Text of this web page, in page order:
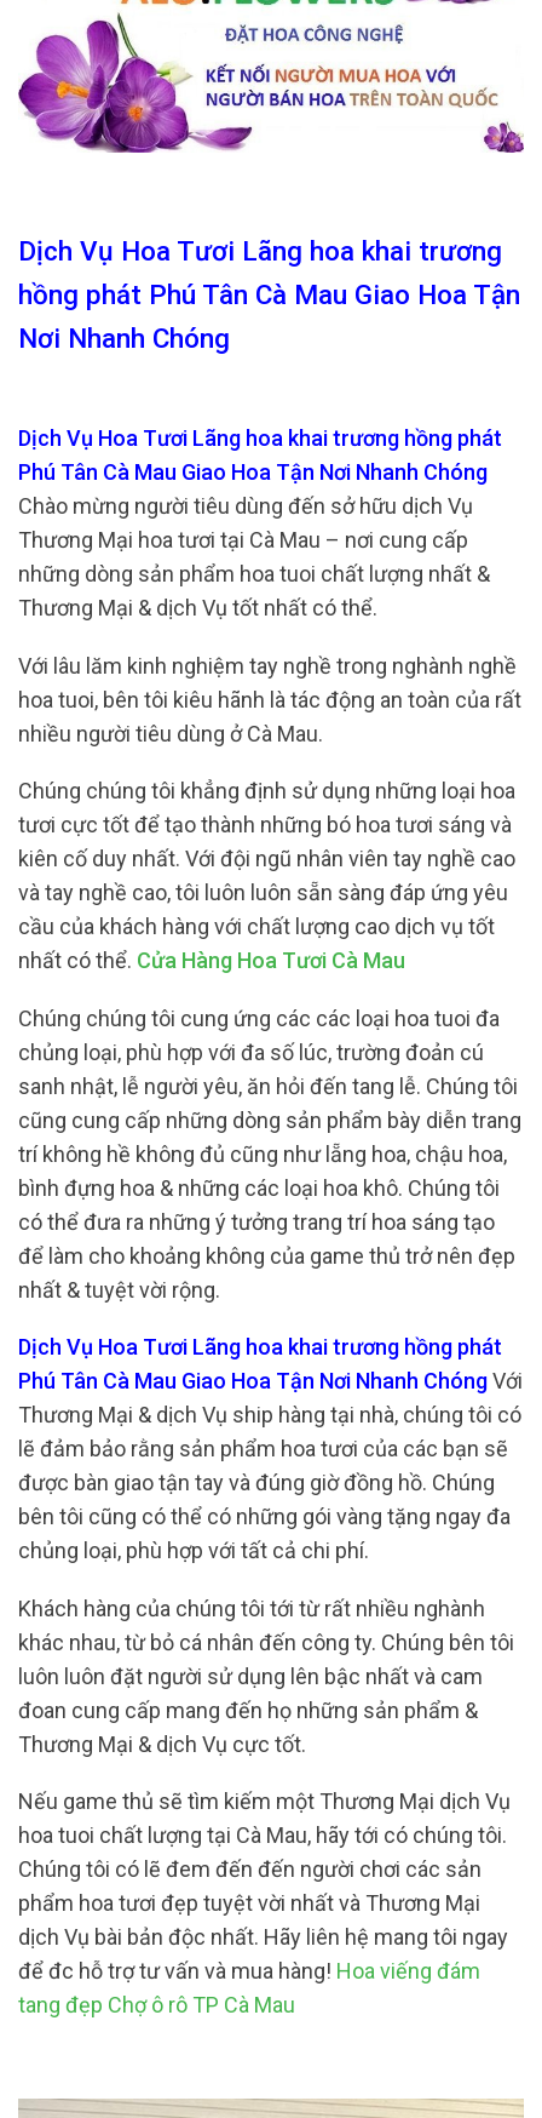
Dịch Vụ Hoa Tươi Lãng hoa khai trương
hồng phát Phú Tân Cà Mau Giao Hoa Tận
Nơi Nhanh Chóng
Dịch Vụ Hoa Tươi Lãng hoa khai trương hồng phát
Phú Tân Cà Mau Giao Hoa Tận Nơi Nhanh Chóng
Chào mừng người tiêu dùng đến sở hữu dịch Vụ
Thương Mại hoa tươi tại Cà Mau – nơi cung cấp
những dòng sản phẩm hoa tuoi chất lượng nhất &
Thương Mại & dịch Vụ tốt nhất có thể.
Với lâu lăm kinh nghiệm tay nghề trong nghành nghề
hoa tuoi, bên tôi kiêu hãnh là tác động an toàn của rất
nhiều người tiêu dùng ở Cà Mau.
Chúng chúng tôi khẳng định sử dụng những loại hoa
tươi cực tốt để tạo thành những bó hoa tươi sáng và
kiên cố duy nhất. Với đội ngũ nhân viên tay nghề cao
và tay nghề cao, tôi luôn luôn sẵn sàng đáp ứng yêu
cầu của khách hàng với chất lượng cao dịch vụ tốt
nhất có thể. Cửa Hàng Hoa Tươi Cà Mau
Chúng chúng tôi cung ứng các các loại hoa tuoi đa
chủng loại, phù hợp với đa số lúc, trường đoản cú
sanh nhật, lễ người yêu, ăn hỏi đến tang lễ. Chúng tôi
cũng cung cấp những dòng sản phẩm bày diễn trang
trí không hề không đủ cũng như lẵng hoa, chậu hoa,
bình đựng hoa & những các loại hoa khô. Chúng tôi
có thể đưa ra những ý tưởng trang trí hoa sáng tạo
để làm cho khoảng không của game thủ trở nên đẹp
nhất & tuyệt vời rộng.
Dịch Vụ Hoa Tươi Lãng hoa khai trương hồng phát
Phú Tân Cà Mau Giao Hoa Tận Nơi Nhanh ChóngVới
Thương Mại & dịch Vụ ship hàng tại nhà, chúng tôi có
lẽ đảm bảo rằng sản phẩm hoa tươi của các bạn sẽ
được bàn giao tận tay và đúng giờ đồng hồ. Chúng
bên tôi cũng có thể có những gói vàng tặng ngay đa
chủng loại, phù hợp với tất cả chi phí.
Khách hàng của chúng tôi tới từ rất nhiều nghành
khác nhau, từ bỏ cá nhân đến công ty. Chúng bên tôi
luôn luôn đặt người sử dụng lên bậc nhất và cam
đoan cung cấp mang đến họ những sản phẩm &
Thương Mại & dịch Vụ cực tốt.
Nếu game thủ sẽ tìm kiếm một Thương Mại dịch Vụ
hoa tuoi chất lượng tại Cà Mau, hãy tới có chúng tôi.
Chúng tôi có lẽ đem đến đến người chơi các sản
phẩm hoa tươi đẹp tuyệt vời nhất và Thương Mại
dịch Vụ bài bản độc nhất. Hãy liên hệ mang tôi ngay
để đc hỗ trợ tư vấn và mua hàng! Hoa viếng đám
tang đẹp Chợ ô rô TP Cà Mau